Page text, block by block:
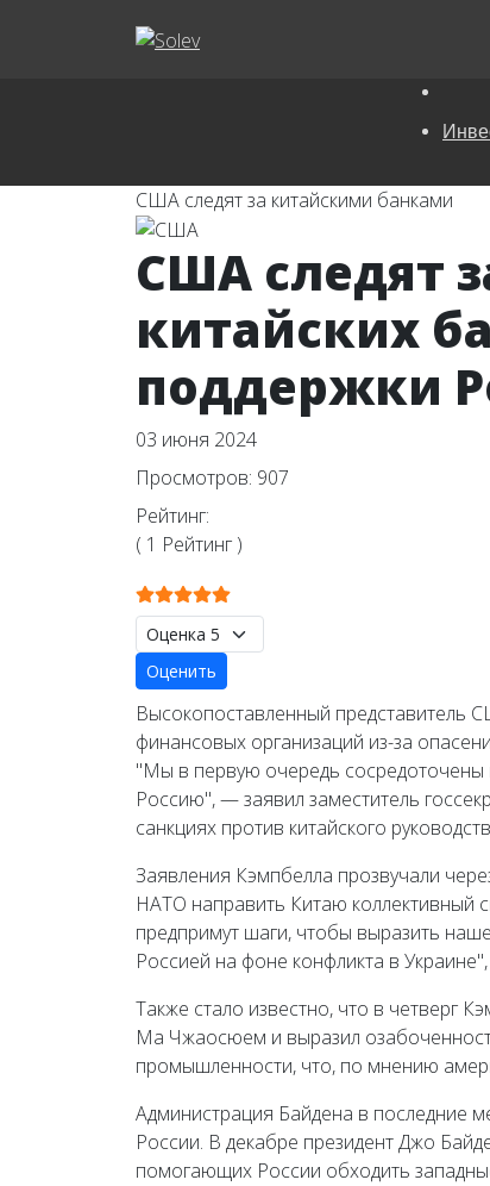
США следят за китайскими банками
США следят
китайских
поддержки
03 июня 2024
Просмотров: 907
Рейтинг:
( 1 Рейтинг )
Рейтинг:5/
Пожалуйста, оцените
Высокопоставленный представитель
финансовых организаций из-за
"Мы в первую очередь сосредоточены
Россию", — заявил заместитель
санкциях против китайского
Заявления Кэмпбелла прозвучали
НАТО направить Китаю коллективный
предпримут шаги, чтобы выразить
Россией на фоне конфликта в
Также стало известно, что в четверг
Ма Чжаосюем и выразил
промышленности, что, по мнению
Администрация Байдена в последние
России. В декабре президент Джо
помогающих России обходить